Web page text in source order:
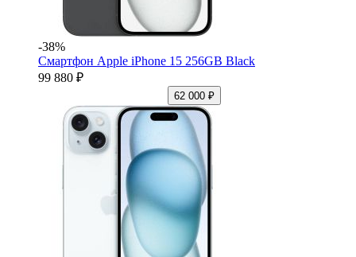
-38%
Смартфон Apple iPhone 15 256GB Black
99 880 ₽
62 000 ₽